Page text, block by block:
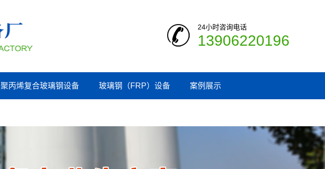
24小时咨询电话
13906220196
聚丙烯复合玻璃钢设备 玻璃钢（FRP）设备 案例展示